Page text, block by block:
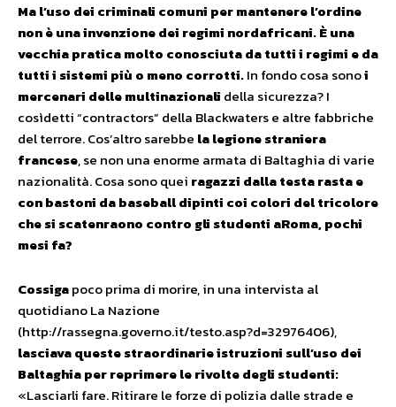
Ma l’uso dei criminali comuni per mantenere l’ordine
non è una invenzione dei regimi nordafricani. È una
vecchia pratica molto conosciuta da tutti i regimi e da
tutti i sistemi più o meno corrotti.In fondo cosa sonoi
mercenari delle multinazionali della sicurezza? I
cosìdetti “contractors” della Blackwaters e altre fabbriche
del terrore. Cos’altro sarebbe la legione straniera
francese, se non una enorme armata di Baltaghia di varie
nazionalità. Cosa sono quei ragazzi dalla testa rasta e
con bastoni da baseball dipinti coi colori del tricolore
che si scatenraono contro gli studenti aRoma, pochi
mesi fa?
Cossigapoco prima di morire, in una intervista al
quotidiano La Nazione
(http://rassegna.governo.it/testo.asp?d=32976406),
lasciava queste straordinarie istruzioni sull’uso dei
Baltaghia per reprimere le rivolte degli studenti:
«Lasciarli fare. Ritirare le forze di polizia dalle strade e